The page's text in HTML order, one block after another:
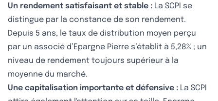
Un rendement satisfaisant et stable : La SCPI se
distingue par la constance de son rendement.
Depuis 5 ans, le taux de distribution moyen perçu
par un associé d’Epargne Pierre s’établit à 5,28% ; un
niveau de rendement toujours supérieur à la
moyenne du marché.
Une capitalisation importante et défensive : La SCPI